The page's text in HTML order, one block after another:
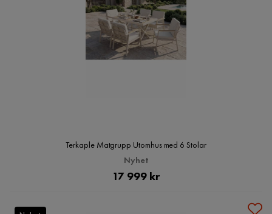
Terkaple Matgrupp Utomhus med 6 Stolar
Nyhet
Pris
17 999 kr